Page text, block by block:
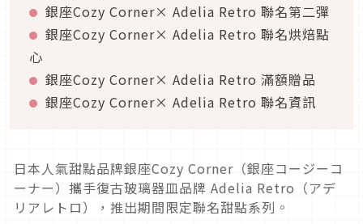
銀座Cozy Corner× Adelia Retro 聯名第二彈
銀座Cozy Corner× Adelia Retro 聯名烘焙點
心
銀座Cozy Corner× Adelia Retro 滿額贈品
銀座Cozy Corner× Adelia Retro 聯名資訊
日本人氣甜點品牌銀座Cozy Corner（銀座コージーコ
ーナー）攜手復古玻璃器皿品牌 Adelia Retro（アデ
リアレトロ），推出期間限定聯名甜點系列。